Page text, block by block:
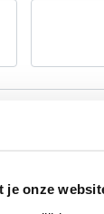
je onze